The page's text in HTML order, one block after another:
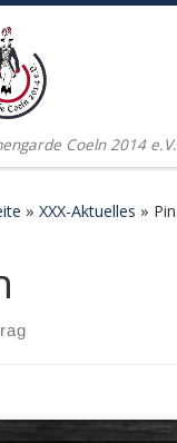
Coeln 2014 e.V.
» XXX-Aktuelles » Pin